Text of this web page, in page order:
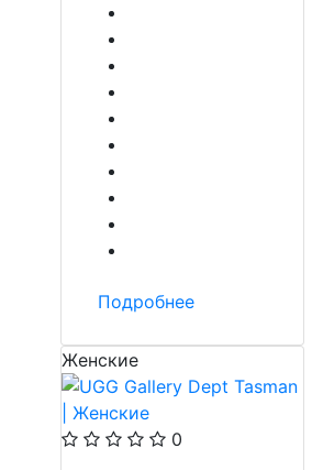
Подробнее
Женские
0